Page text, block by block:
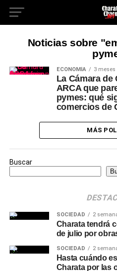
Noticias sobre
ECONOMÍA 3 meses
La Cámara
ARCA que
pymes: qué
comercios de
MÁS
Buscar
SOCIEDAD 2
Charata tendrá
de julio por
SOCIEDAD 2
Hasta cuándo
Charata por las